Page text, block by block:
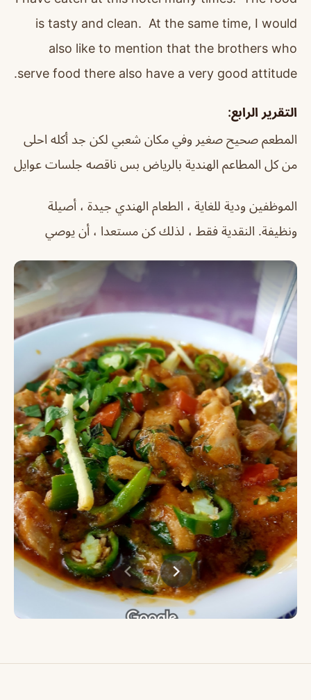
is tasty and clean. At the same time, I would
also like to mention that the brothers who
serve food there also have a very good attitude.
التقرير الرابع:
المطعم صحيح صغير وفي مكان شعبي لكن جد أكله احلى
من كل المطاعم الهندية بالرياض بس ناقصه جلسات عوايل
الموظفين ودية للغاية ، الطعام الهندي جيدة ، أصيلة
ونظيفة. النقدية فقط ، لذلك كن مستعدا ، أن يوصي